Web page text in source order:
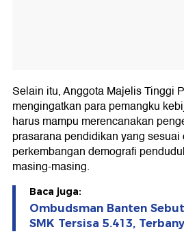
Selain itu, Anggota Majelis Tinggi
mengingatkan para pemangku
harus mampu merencanakan
prasarana pendidikan yang sesuai
perkembangan demografi
masing-masing.
Baca juga:
Ombudsman Banten
SMK Tersisa 5.413,